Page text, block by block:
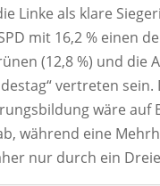
Linke als klare
mit 16,2 % einen
(12,8 %) und die
vertreten
wäre
während eine
nur durch ein